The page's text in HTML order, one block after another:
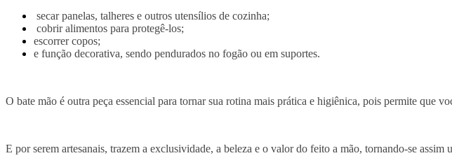
secar panelas, talheres e outros utensílios de cozinha;
cobrir alimentos para protegê-los;
escorrer copos;
e função decorativa, sendo pendurados no fogão ou em suportes.
O bate mão é outra peça essencial para tornar sua rotina mais prática e higiênica, pois permite que
E por serem artesanais, trazem a exclusividade, a beleza e o valor do feito a mão, tornando-se assim